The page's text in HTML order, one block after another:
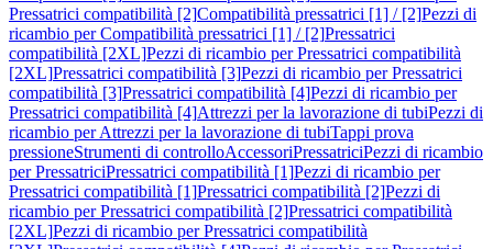
Pressatrici compatibilità [2]Compatibilità pressatrici [1] / [2]Pezzi di
ricambio per Compatibilità pressatrici [1] / [2]Pressatrici
compatibilità [2XL]Pezzi di ricambio per Pressatrici compatibilità
[2XL]Pressatrici compatibilità [3]Pezzi di ricambio per Pressatrici
compatibilità [3]Pressatrici compatibilità [4]Pezzi di ricambio per
Pressatrici compatibilità [4]Attrezzi per la lavorazione di tubiPezzi di
ricambio per Attrezzi per la lavorazione di tubiTappi prova
pressioneStrumenti di controlloAccessoriPressatriciPezzi di ricambio
per PressatriciPressatrici compatibilità [1]Pezzi di ricambio per
Pressatrici compatibilità [1]Pressatrici compatibilità [2]Pezzi di
ricambio per Pressatrici compatibilità [2]Pressatrici compatibilità
[2XL]Pezzi di ricambio per Pressatrici compatibilità